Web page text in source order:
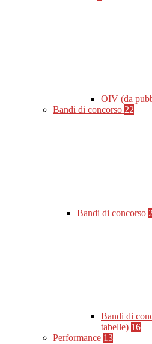
OIV (da
Bandi di concorso 22
Bandi di concorso
Bandi di
tabelle) 16
Performance 13